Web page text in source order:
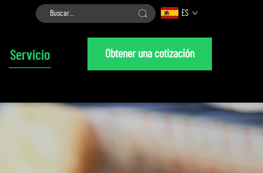
ES
Servicio Obtener una cotización